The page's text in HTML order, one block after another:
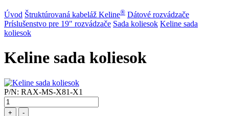
Úvod Štruktúrovaná kabeláž Keline® Dátové rozvádzače
Príslušenstvo pre 19" rozvádzače Sada koliesok Keline sada
koliesok
Keline sada koliesok
P/N: RAX-MS-X81-X1
+ -